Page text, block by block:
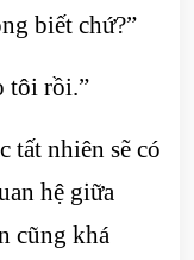
biết chứ?”
tôi rồi.”
tất nhiên sẽ có
hệ giữa
cũng khá